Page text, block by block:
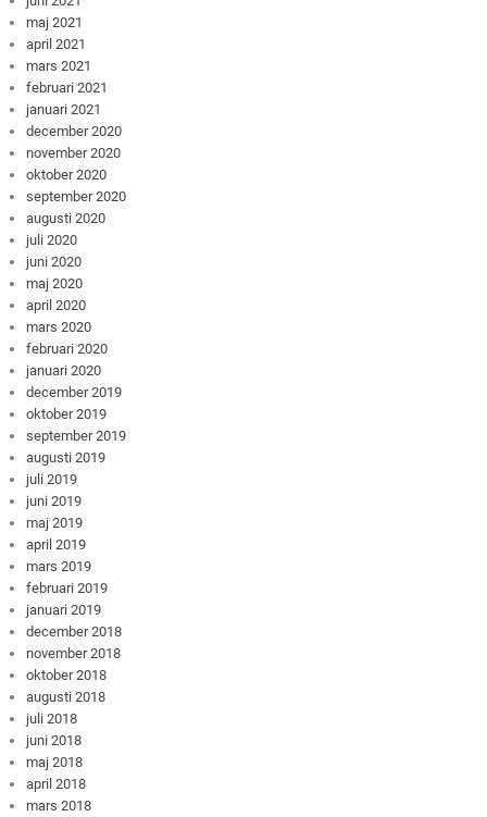
maj 2021
april 2021
mars 2021
februari 2021
januari 2021
december 2020
november 2020
oktober 2020
september 2020
augusti 2020
juli 2020
juni 2020
maj 2020
april 2020
mars 2020
februari 2020
januari 2020
december 2019
oktober 2019
september 2019
augusti 2019
juli 2019
juni 2019
maj 2019
april 2019
mars 2019
februari 2019
januari 2019
december 2018
november 2018
oktober 2018
augusti 2018
juli 2018
juni 2018
maj 2018
april 2018
mars 2018